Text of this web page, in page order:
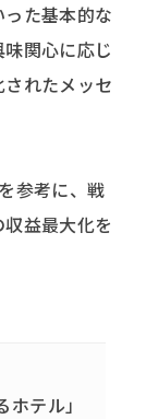
た基本的な
関心に応じ
れたメッセ
参考に、戦
益最大化を
テル」